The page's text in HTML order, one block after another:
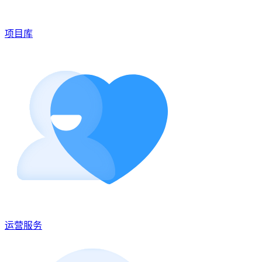
项目库
运营服务